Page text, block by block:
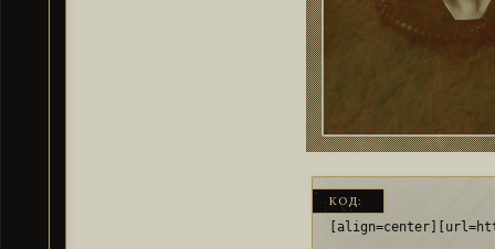
КОД: